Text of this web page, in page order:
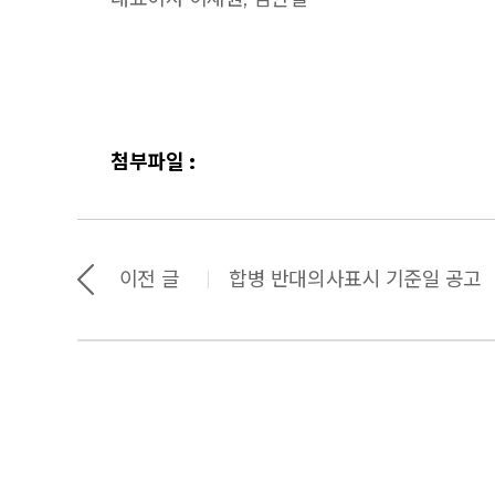
첨부파일 :
이전 글 합병 반대의사표시 기준일 공고